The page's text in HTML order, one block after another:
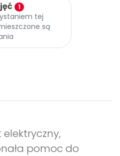
1
tej
są
pomoc do